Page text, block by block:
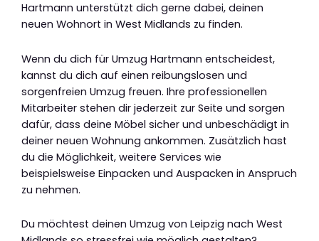
Hartmann unterstützt dich gerne dabei, deinen
neuen Wohnort in West Midlands zu finden.
Wenn du dich für Umzug Hartmann entscheidest,
kannst du dich auf einen reibungslosen und
sorgenfreien Umzug freuen. Ihre professionellen
Mitarbeiter stehen dir jederzeit zur Seite und sorgen
dafür, dass deine Möbel sicher und unbeschädigt in
deiner neuen Wohnung ankommen. Zusätzlich hast
du die Möglichkeit, weitere Services wie
beispielsweise Einpacken und Auspacken in Anspruch
zu nehmen.
Du möchtest deinen Umzug von Leipzig nach West